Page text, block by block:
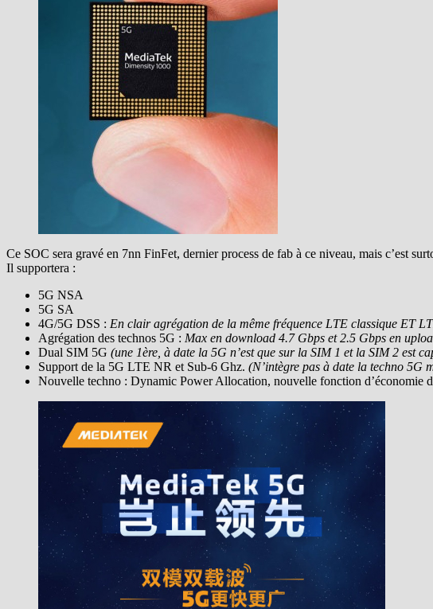
Ce SOC sera gravé en 7nn FinFet, dernier process de fab à ce niveau, mais c’est
Il supportera :
5G NSA
5G SA
4G/5G DSS : En clair agrégation de la même fréquence LTE classique ET
Agrégation des technos 5G : Max en download 4.7 Gbps et 2.5 Gbps en
Dual SIM 5G (une 1ère, à date la 5G n’est que sur la SIM 1 et la SIM 2 est
Support de la 5G LTE NR et Sub-6 Ghz. (N’intègre pas à date la techno 5G
Nouvelle techno : Dynamic Power Allocation, nouvelle fonction d’économie